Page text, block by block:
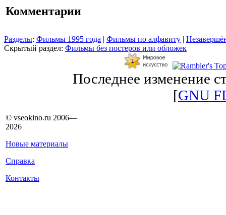
Комментарии
Разделы: Фильмы 1995 года | Фильмы по алфавиту |
Скрытый раздел: Фильмы без постеров или обложек
Последнее изменение
[GNU
© vseokino.ru 2006—
2026
Новые материалы
Справка
Контакты